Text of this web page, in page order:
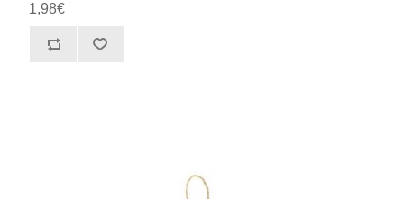
1,98€